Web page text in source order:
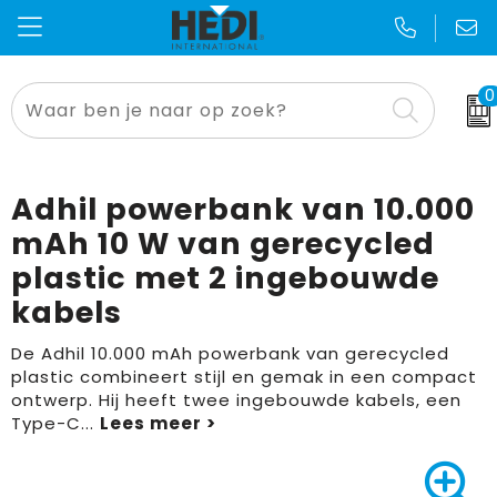
0
Thema's en geefmomenten
Aanstekers
Anti-stress
Bidons en Sportflessen
Gereedschap
Kniebescherming
Broeken
Caps, Hoeden en Mutsen
Jassen
Kleding accessoires
Badtextiel
Bodywarmers
Broeken en Rokken
Gilets
Handschoenen en Sjaals
Opbergtassen
Lunchtassen
Accessoires voor tassen
Boodschappentassen
Collegetassen
Voetbal EK & WK
Kerst
Zomer
Dag van de zorg
Dag van de schoonmaker
Adhil powerbank van 10.000
mAh 10 W van gerecycled
plastic met 2 ingebouwde
kabels
De Adhil 10.000 mAh powerbank van gerecycled
plastic combineert stijl en gemak in een compact
ontwerp. Hij heeft twee ingebouwde kabels, een
Type-C...